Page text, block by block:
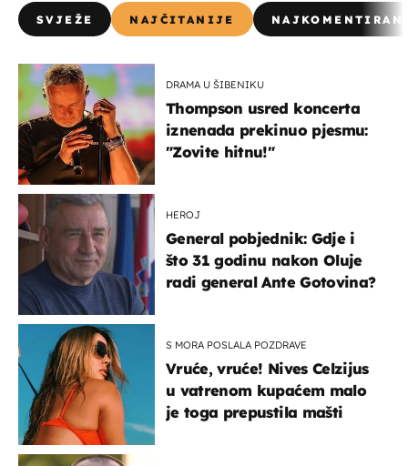
SVJEŽE NAJČITANIJE
DRAMA U ŠIBENIKU
Thompson usred koncerta
iznenada prekinuo pjesmu:
"Zovite hitnu!"
HEROJ
General pobjednik: Gdje i
što 31 godinu nakon Oluje
radi general Ante Gotovina?
S MORA POSLALA POZDRAVE
Vruće, vruće! Nives Celzijus
u vatrenom kupaćem malo
je toga prepustila mašti